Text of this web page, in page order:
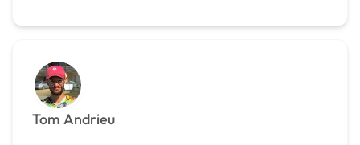
Tom Andrieu